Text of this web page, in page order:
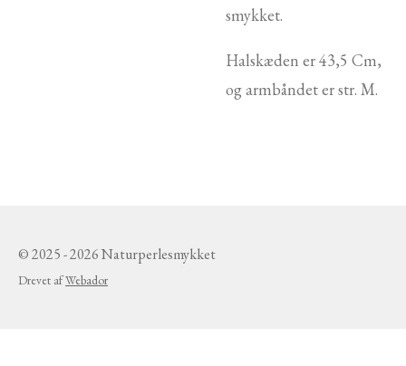
smykket.
Halskæden er 43,5 Cm,
og armbåndet er str. M.
© 2025 - 2026 Naturperlesmykket
Drevet afWebador